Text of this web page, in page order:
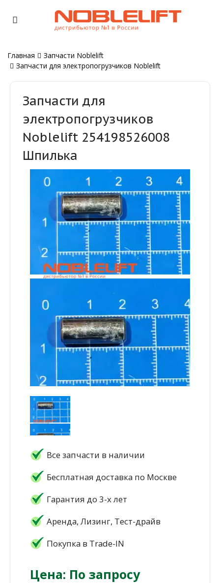
Главная
Запчасти Noblelift
Запчасти для электропогрузчиков Noblelift
Запчасти для
электропогрузчиков
Noblelift 254198526008
Шпилька
Все запчасти в наличии
Бесплатная доставка по Москве
Гарантия до 3-х лет
Аренда, Лизинг, Тест-драйв
Покупка в Trade-IN
Цена: По запросу